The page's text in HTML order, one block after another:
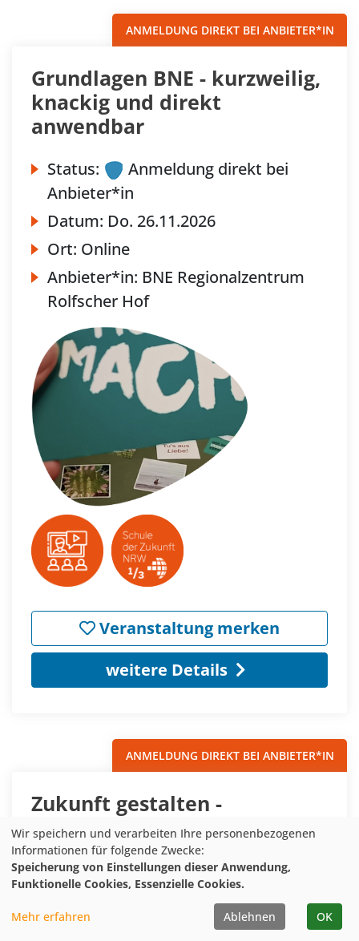
ANMELDUNG DIREKT BEI ANBIETER*IN
Grundlagen BNE - kurzweilig,
knackig und direkt
anwendbar
Status:
Anmeldung direkt bei
Anbieter*in
Datum: Do. 26.11.2026
Ort: Online
Anbieter*in: BNE Regionalzentrum
Rolfscher Hof
Veranstaltung merken
weitere Details
ANMELDUNG DIREKT BEI ANBIETER*IN
Zukunft gestalten -
Gemeinsam gegen die
Klimaangst
Status:
Anmeldung direkt bei
Anbieter*in
Wir speichern und verarbeiten Ihre personenbezogenen
Informationen für folgende Zwecke:
Speicherung von Einstellungen dieser Anwendung,
Funktionelle Cookies, Essenzielle Cookies.
Mehr erfahren Ablehnen OK